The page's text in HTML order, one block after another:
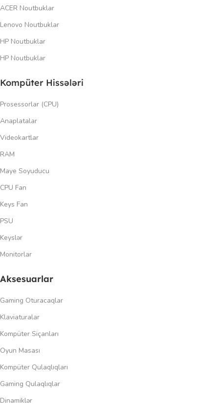
ACER Noutbuklar
Lenovo Noutbuklar
HP Noutbuklar
HP Noutbuklar
Kompüter Hissələri
Prosessorlar (CPU)
Anaplatalar
Videokartlar
RAM
Maye Soyuducu
CPU Fan
Keys Fan
PSU
Keyslər
Monitorlar
Aksesuarlar
Gaming Oturacaqlar
Klaviaturalar
Kompüter Siçanları
Oyun Masası
Kompüter Qulaqlıqları
Gaming Qulaqlıqlar
Dinamiklər